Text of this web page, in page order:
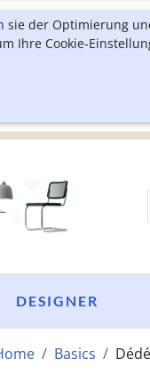
sie der Optimierung
Ihre Cookie-
DESIGNER
Basics